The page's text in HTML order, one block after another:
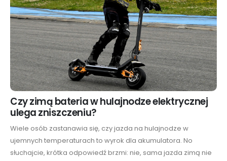
Czy zimą bateria w hulajnodze elektrycznej
ulega zniszczeniu?
Wiele osób zastanawia się, czy jazda na hulajnodze w
ujemnych temperaturach to wyrok dla akumulatora. No
słuchajcie, krótka odpowiedź brzmi: nie, sama jazda zimą nie